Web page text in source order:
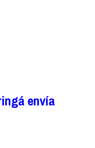
envía